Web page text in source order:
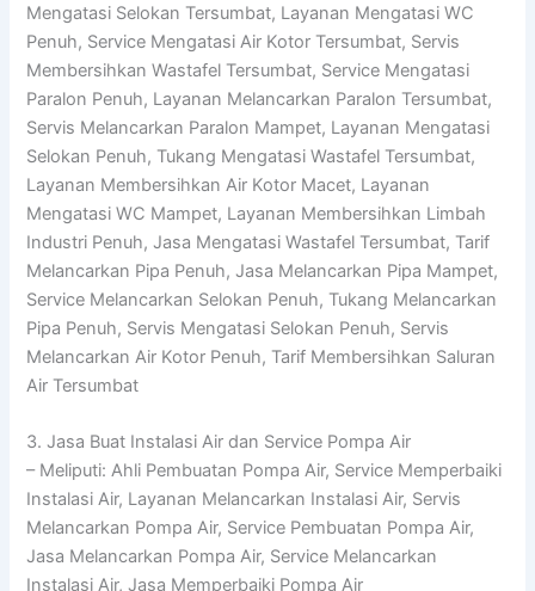
Mengatasi Selokan Tersumbat, Layanan Mengatasi WC
Penuh, Service Mengatasi Air Kotor Tersumbat, Servis
Membersihkan Wastafel Tersumbat, Service Mengatasi
Paralon Penuh, Layanan Melancarkan Paralon Tersumbat,
Servis Melancarkan Paralon Mampet, Layanan Mengatasi
Selokan Penuh, Tukang Mengatasi Wastafel Tersumbat,
Layanan Membersihkan Air Kotor Macet, Layanan
Mengatasi WC Mampet, Layanan Membersihkan Limbah
Industri Penuh, Jasa Mengatasi Wastafel Tersumbat, Tarif
Melancarkan Pipa Penuh, Jasa Melancarkan Pipa Mampet,
Service Melancarkan Selokan Penuh, Tukang Melancarkan
Pipa Penuh, Servis Mengatasi Selokan Penuh, Servis
Melancarkan Air Kotor Penuh, Tarif Membersihkan Saluran
Air Tersumbat
3. Jasa Buat Instalasi Air dan Service Pompa Air
– Meliputi: Ahli Pembuatan Pompa Air, Service Memperbaiki
Instalasi Air, Layanan Melancarkan Instalasi Air, Servis
Melancarkan Pompa Air, Service Pembuatan Pompa Air,
Jasa Melancarkan Pompa Air, Service Melancarkan
Instalasi Air, Jasa Memperbaiki Pompa Air